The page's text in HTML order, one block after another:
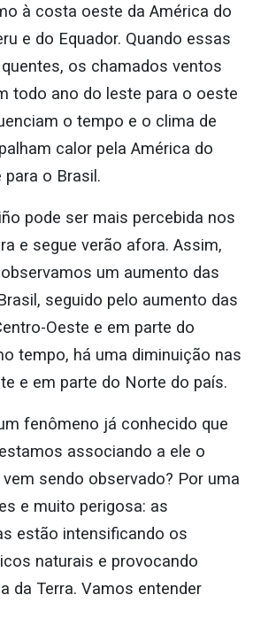
à costa oeste da América do
e do Equador. Quando essas
os chamados ventos
todo ano do leste para o oeste
o tempo e o clima de
calor pela América do
para o Brasil.
pode ser mais percebida nos
e segue verão afora. Assim,
um aumento das
seguido pelo aumento das
Oeste e em parte do
tempo, há uma diminuição nas
e em parte do Norte do país.
fenômeno já conhecido que
associando a ele o
sendo observado? Por uma
e muito perigosa: as
estão intensificando os
naturais e provocando
da Terra. Vamos entender